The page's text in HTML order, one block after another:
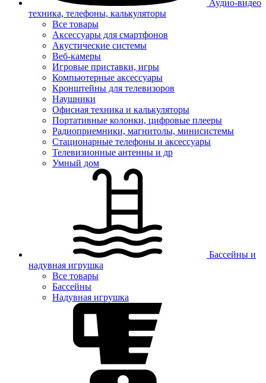
Аудио-видео
техника, телефоны, калькуляторы
Все товары
Аксессуары для смартфонов
Акустические системы
Веб-камеры
Игровые приставки, игры
Компьютерные аксессуары
Кронштейны для телевизоров
Наушники
Офисная техника и калькуляторы
Портативные колонки, цифровые плееры
Радиоприемники, магнитолы, минисистемы
Стационарные телефоны и аксессуары
Телевизионные антенны и др
Умный дом
Бассейны и
надувная игрушка
Все товары
Бассейны
Надувная игрушка